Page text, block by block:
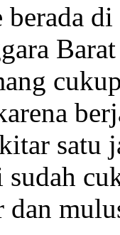
berada
satu
dan